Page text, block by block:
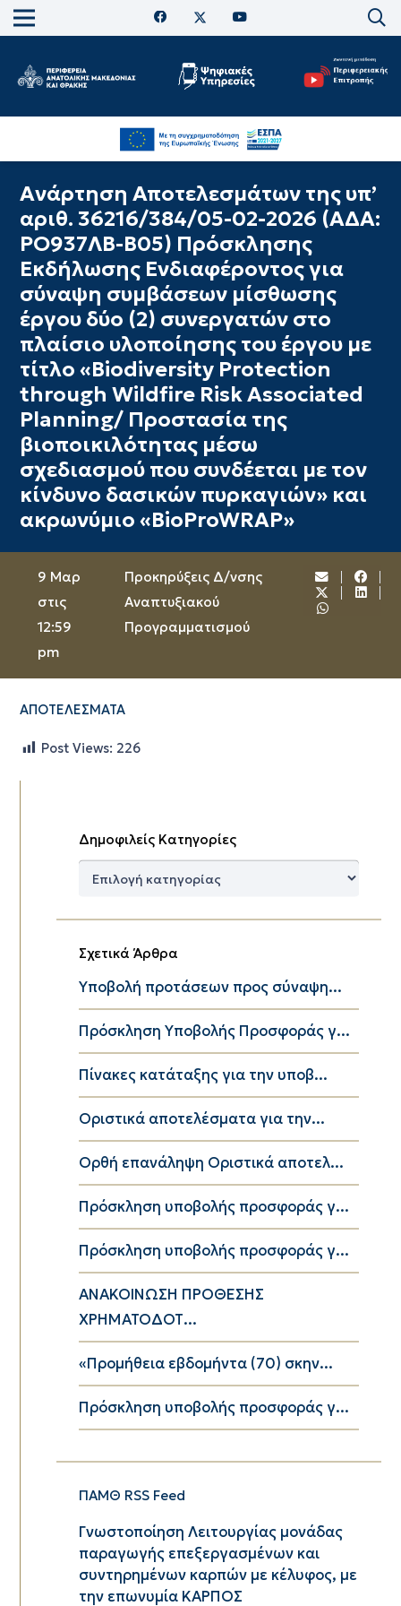
Ανάρτηση Αποτελεσμάτων της υπ’
αριθ. 36216/384/05-02-2026 (ΑΔΑ:
PO937ΛΒ-Β05) Πρόσκλησης
Εκδήλωσης Ενδιαφέροντος για
σύναψη συμβάσεων μίσθωσης
έργου δύο (2) συνεργατών στο
πλαίσιο υλοποίησης του έργου με
τίτλο «Biodiversity Protection
through Wildfire Risk Associated
Planning/ Προστασία της
βιοποικιλότητας μέσω
σχεδιασμού που συνδέεται με τον
κίνδυνο δασικών πυρκαγιών» και
ακρωνύμιο «BioProWRAP»
9 Μαρ
στις
12:59
pm
Προκηρύξεις Δ/νσης
Αναπτυξιακού
Προγραμματισμού
ΑΠΟΤΕΛΕΣΜΑΤΑ
Post Views: 226
Δημοφιλείς Κατηγορίες
Δημοφιλείς
Σχετικά Άρθρα
Υποβολή προτάσεων προς σύναψη...
Πρόσκληση Υποβολής Προσφοράς γ...
Πίνακες κατάταξης για την υποβ...
Οριστικά αποτελέσματα για την...
Ορθή επανάληψη Οριστικά αποτελ...
Πρόσκληση υποβολής προσφοράς γ...
Πρόσκληση υποβολής προσφοράς γ...
ΑΝΑΚΟΙΝΩΣΗ ΠΡΟΘΕΣΗΣ
ΧΡΗΜΑΤΟΔΟΤ...
«Προμήθεια εβδομήντα (70) σκην...
Πρόσκληση υποβολής προσφοράς γ...
ΠΑΜΘ RSS Feed
Γνωστοποίηση Λειτουργίας μονάδας
παραγωγής επεξεργασμένων και
συντηρημένων καρπών με κέλυφος, με
την επωνυμία ΚΑΡΠΟΣ